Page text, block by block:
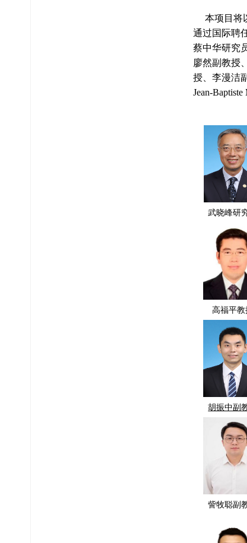
本项目将
通过国际聘
蔡中华研究
廖然副教授
授、李漫洁
Jean-
武晓峰研
高福平教
胡振中副
訾牧聪副